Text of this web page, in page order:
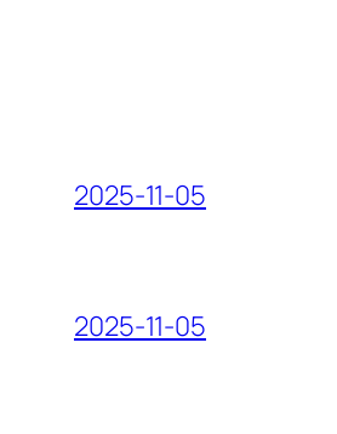
2025-11-05
2025-11-05